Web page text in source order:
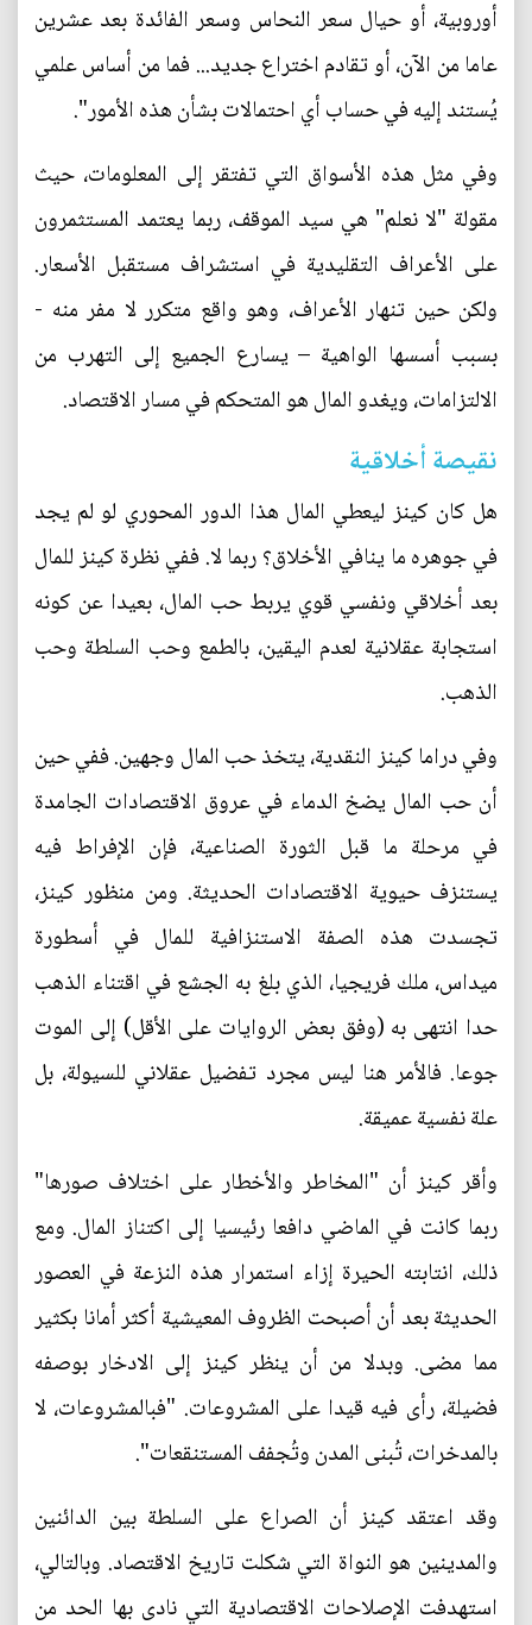
أوروبية، أو حيال سعر النحاس وسعر الفائدة بعد عشرين
عاما من الآن، أو تقادم اختراع جديد... فما من أساس علمي
يُستند إليه في حساب أي احتمالات بشأن هذه الأمور".
وفي مثل هذه الأسواق التي تفتقر إلى المعلومات، حيث
مقولة "لا نعلم" هي سيد الموقف، ربما يعتمد المستثمرون
على الأعراف التقليدية في استشراف مستقبل الأسعار.
ولكن حين تنهار الأعراف، وهو واقع متكرر لا مفر منه -
بسبب أسسها الواهية – يسارع الجميع إلى التهرب من
الالتزامات، ويغدو المال هو المتحكم في مسار الاقتصاد.
نقيصة أخلاقية
هل كان كينز ليعطي المال هذا الدور المحوري لو لم يجد
في جوهره ما ينافي الأخلاق؟ ربما لا. ففي نظرة كينز للمال
بعد أخلاقي ونفسي قوي يربط حب المال، بعيدا عن كونه
استجابة عقلانية لعدم اليقين، بالطمع وحب السلطة وحب
الذهب.
وفي دراما كينز النقدية، يتخذ حب المال وجهين. ففي حين
أن حب المال يضخ الدماء في عروق الاقتصادات الجامدة
في مرحلة ما قبل الثورة الصناعية، فإن الإفراط فيه
يستنزف حيوية الاقتصادات الحديثة. ومن منظور كينز،
تجسدت هذه الصفة الاستنزافية للمال في أسطورة
ميداس، ملك فريجيا، الذي بلغ به الجشع في اقتناء الذهب
حدا انتهى به (وفق بعض الروايات على الأقل) إلى الموت
جوعا. فالأمر هنا ليس مجرد تفضيل عقلاني للسيولة، بل
علة نفسية عميقة.
وأقر كينز أن "المخاطر والأخطار على اختلاف صورها"
ربما كانت في الماضي دافعا رئيسيا إلى اكتناز المال. ومع
ذلك، انتابته الحيرة إزاء استمرار هذه النزعة في العصور
الحديثة بعد أن أصبحت الظروف المعيشية أكثر أمانا بكثير
مما مضى. وبدلا من أن ينظر كينز إلى الادخار بوصفه
فضيلة، رأى فيه قيدا على المشروعات. "فبالمشروعات، لا
بالمدخرات، تُبنى المدن وتُجفف المستنقعات".
وقد اعتقد كينز أن الصراع على السلطة بين الدائنين
والمدينين هو النواة التي شكلت تاريخ الاقتصاد. وبالتالي،
استهدفت الإصلاحات الاقتصادية التي نادى بها الحد من